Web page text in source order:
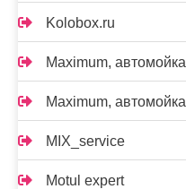
Kolobox.ru
Maximum, автомойка
Maximum, автомойка
MIX_service
Motul expert